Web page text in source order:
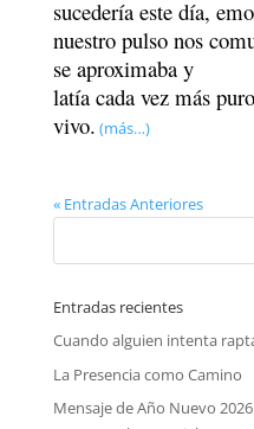
sucedería este día,
nuestro pulso nos
se aproximaba y
latía cada vez más
vivo. (más…)
« Entradas Anteriores
Entradas recientes
Cuando alguien intenta
La Presencia como Camino
Mensaje de Año Nuevo